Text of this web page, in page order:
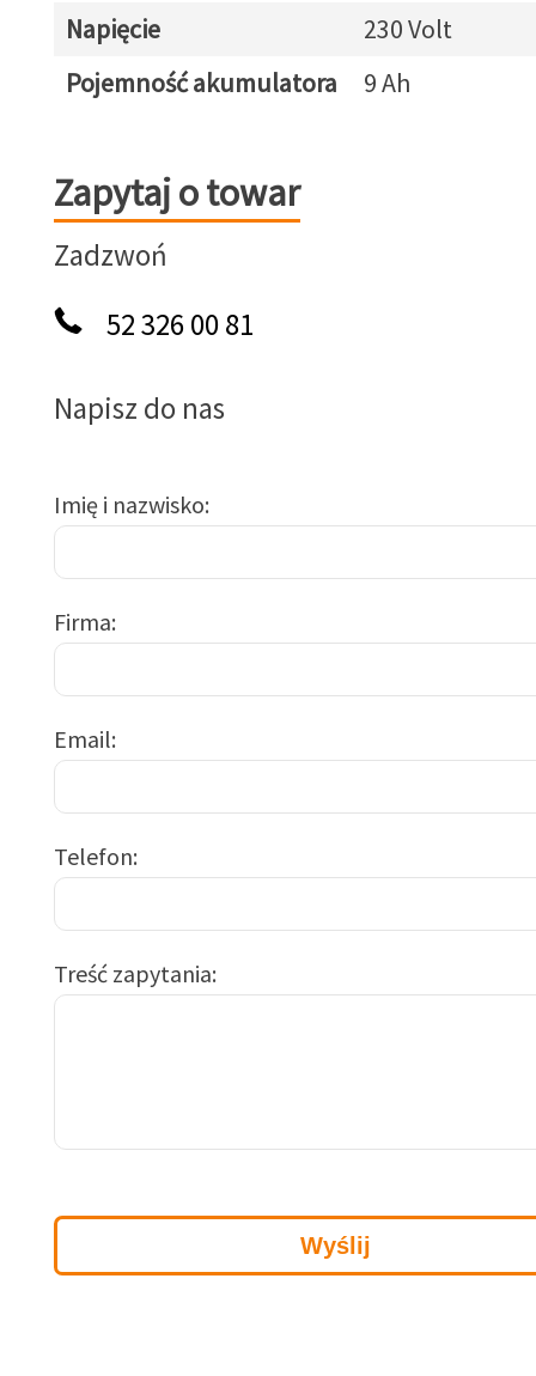
Napięcie
230 Volt
Pojemność akumulatora
9 Ah
Zapytaj o towar
Zapytaj o towar
Zadzwoń
52 326 00 81
Napisz do nas
Imię i nazwisko
Firma
Email
Telefon
Treść zapytania